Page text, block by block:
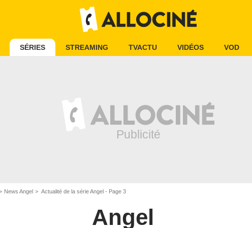
SÉRIES STREAMING TVACTU VIDÉOS VOD
News Angel Actualité de la série Angel - Page 3
Angel